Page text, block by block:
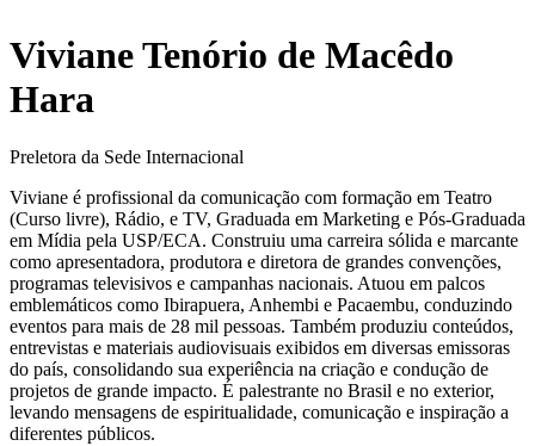
Viviane Tenório de Macêdo
Hara
Preletora da Sede Internacional
Viviane é profissional da comunicação com formação em Teatro
(Curso livre), Rádio, e TV, Graduada em Marketing e Pós-Graduada
em Mídia pela USP/ECA. Construiu uma carreira sólida e marcante
como apresentadora, produtora e diretora de grandes convenções,
programas televisivos e campanhas nacionais. Atuou em palcos
emblemáticos como Ibirapuera, Anhembi e Pacaembu, conduzindo
eventos para mais de 28 mil pessoas. Também produziu conteúdos,
entrevistas e materiais audiovisuais exibidos em diversas emissoras
do país, consolidando sua experiência na criação e condução de
projetos de grande impacto. É palestrante no Brasil e no exterior,
levando mensagens de espiritualidade, comunicação e inspiração a
diferentes públicos.